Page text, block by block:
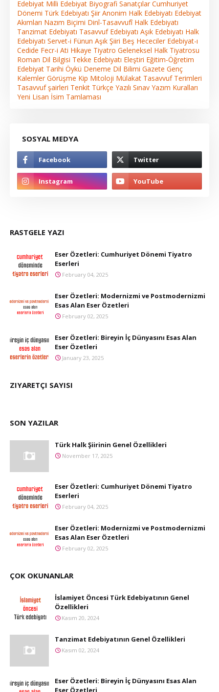
Edebiyat Milli Edebiyat Biyografi Sanatçılar Cumhuriyet
Dönemi Türk Edebiyatı Şiir Anonim Halk Edebiyatı Edebiyat
Akımları Nazım Biçimi Dinî-Tasavvufî Halk Edebiyatı
Tanzimat Edebiyatı Tasavvuf Edebiyatı Aşık Edebiyatı Halk
Edebiyatı Servet-i Fünun Aşık Şiiri Beş Hececiler Edebiyat-ı
Cedide Fecr-i Ati Hikaye Tiyatro Geleneksel Halk Tiyatrosu
Roman Dil Bilgisi Tekke Edebiyatı Eleştiri Eğitim-Öğretim
Edebiyat Tarihi Öykü Deneme Dil Bilimi Gazete Genç
Kalemler Görüşme Kip Mitoloji Mülakat Tasavvuf Terimleri
Tasavvuf şairleri Tenkit Türkçe Yazılı Sınav Yazım Kuralları
Yeni Lisan İsim Tamlaması
SOSYAL MEDYA
RASTGELE YAZI
Eser Özetleri: Cumhuriyet Dönemi Tiyatro
Eserleri
February 04, 2025
Eser Özetleri: Modernizmi ve Postmodernizmi
Esas Alan Eser Özetleri
February 02, 2025
Eser Özetleri: Bireyin İç Dünyasını Esas Alan
Eser Özetleri
January 23, 2025
ZIYARETÇI SAYISI
SON YAZILAR
Türk Halk Şiirinin Genel Özellikleri
November 17, 2025
Eser Özetleri: Cumhuriyet Dönemi Tiyatro
Eserleri
February 04, 2025
Eser Özetleri: Modernizmi ve Postmodernizmi
Esas Alan Eser Özetleri
February 02, 2025
ÇOK OKUNANLAR
İslamiyet Öncesi Türk Edebiyatının Genel
Özellikleri
Kasım 20, 2024
Tanzimat Edebiyatının Genel Özellikleri
Kasım 02, 2024
Eser Özetleri: Bireyin İç Dünyasını Esas Alan
Eser Özetleri